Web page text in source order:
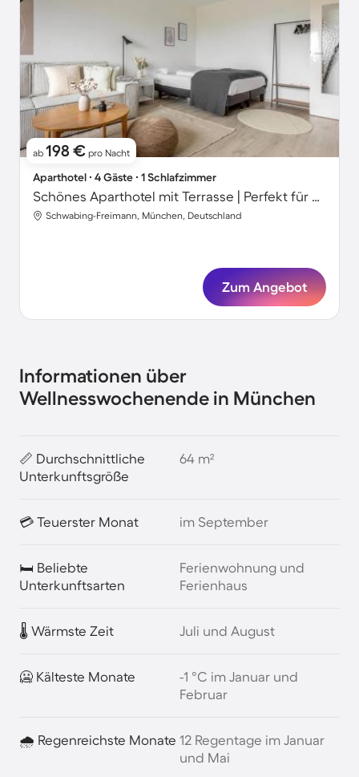
ab 198 € pro Nacht
Aparthotel ∙ 4 Gäste ∙ 1 Schlafzimmer
Schönes Aparthotel mit Terrasse | Perfekt für die Arbeit von Zuhause
Schwabing-Freimann, München, Deutschland
Zum Angebot
Informationen über
Wellnesswochenende in München
📏 Durchschnittliche
Unterkunftsgröße
64 m²
💳 Teuerster Monat im September
🛏️ Beliebte
Unterkunftsarten
Ferienwohnung und
Ferienhaus
🌡️ Wärmste Zeit Juli und August
🥶 Kälteste Monate
-1 °C im Januar und
Februar
🌧️ Regenreichste Monate 12 Regentage im Januar
und Mai